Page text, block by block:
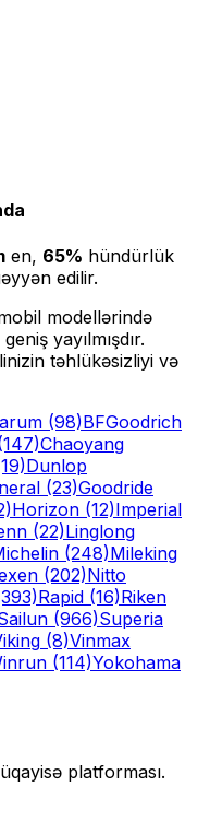
en, 65% hündürlük
edilir.
modellərində
yayılmışdır.
təhlükəsizliyi və
(98)BFGoodrich
Chaoyang
Dunlop
(23)Goodride
Horizon (12)Imperial
(22)Linglong
(248)Mileking
(202)Nitto
Rapid (16)Riken
(966)Superia
(8)Vinmax
(114)Yokohama
platforması.